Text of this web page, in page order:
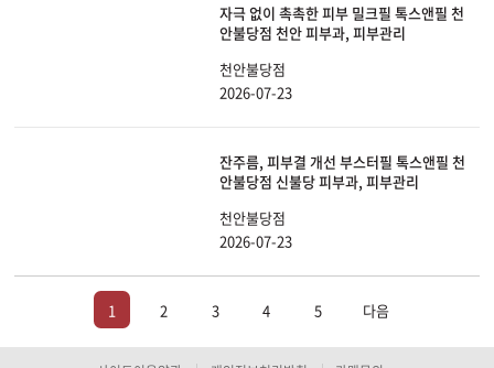
자극 없이 촉촉한 피부 밀크필 톡스앤필 천
안불당점 천안 피부과, 피부관리
천안불당점
2026-07-23
잔주름, 피부결 개선 부스터필 톡스앤필 천
안불당점 신불당 피부과, 피부관리
천안불당점
2026-07-23
1 2 3 4 5 다음